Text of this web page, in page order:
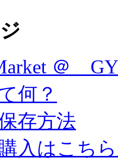
＠
何？
存方法
入はこち